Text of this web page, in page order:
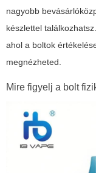
nagyobb
készlettel
ahol a boltok
megnézheted.
Mire figyelj a bolt